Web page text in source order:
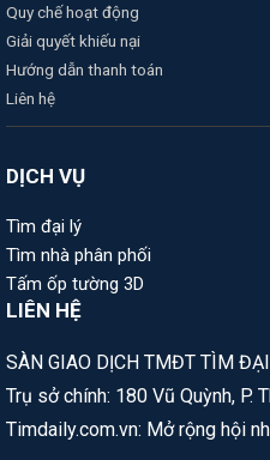
Quy chế hoạt động
Giải quyết khiếu nại
Hướng dẫn thanh toán
Liên hệ
DỊCH VỤ
Tìm đại lý
Tìm nhà phân phối
Tấm ốp tường 3D
LIÊN HỆ
SÀN GIAO DỊCH TMĐT TÌM
Trụ sở chính: 180 Vũ Quỳnh, P.
Timdaily.com.vn: Mở rộng hội